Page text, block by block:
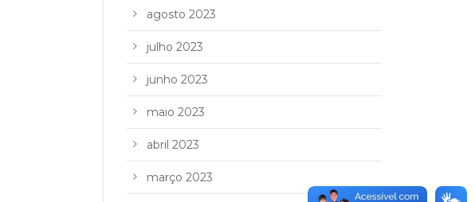
agosto 2023
julho 2023
junho 2023
maio 2023
abril 2023
março 2023